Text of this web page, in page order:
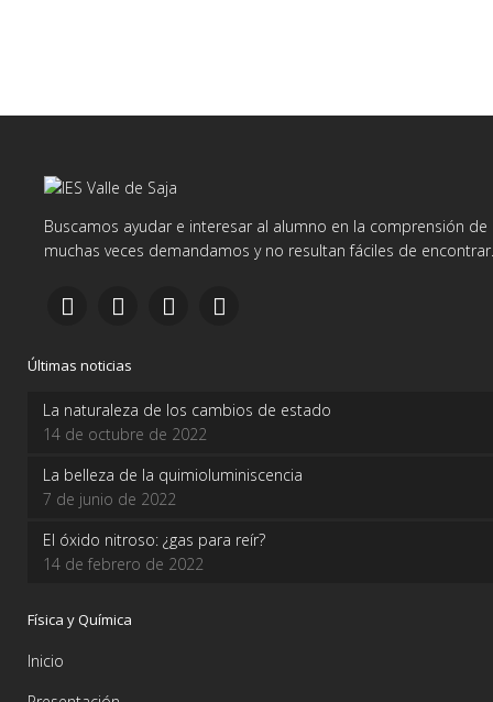
Buscamos ayudar e interesar al alumno en la comprensión
muchas veces demandamos y no resultan fáciles de encontrar.
Últimas noticias
La naturaleza de los cambios de estado
14 de octubre de 2022
La belleza de la quimioluminiscencia
7 de junio de 2022
El óxido nitroso: ¿gas para reír?
14 de febrero de 2022
Física y Química
Inicio